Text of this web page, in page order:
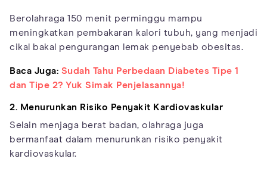
Berolahraga 150 menit perminggu mampu
meningkatkan pembakaran kalori tubuh, yang menjadi
cikal bakal pengurangan lemak penyebab obesitas.
Baca Juga: Sudah Tahu Perbedaan Diabetes Tipe 1
dan Tipe 2? Yuk Simak Penjelasannya!
2. Menurunkan Risiko Penyakit Kardiovaskular
Selain menjaga berat badan, olahraga juga
bermanfaat dalam menurunkan risiko penyakit
kardiovaskular.